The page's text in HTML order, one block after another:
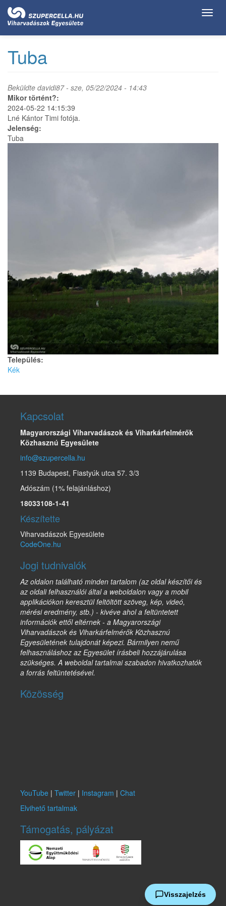
Ugrás
tartalomra
Tuba
Beküldte davidi87- sze, 05/22/2024 - 14:43
Mikor történt?:
2024-05-22 14:15:39
Lné Kántor Timi fotója.
Jelenség:
Tuba
Település:
Kék
Kapcsolat
Magyarországi Viharvadászok és Viharkárfelmérők
Közhasznú Egyesülete
info@szupercella.hu
1139 Budapest, Fiastyúk utca 57. 3/3
Adószám (1% felajánláshoz)
18033108-1-41
Készítette
Viharvadászok Egyesülete
CodeOne.hu
Jogi tudnivalók
Az oldalon található minden tartalom (az oldal készítői és
az oldali felhasználói által a weboldalon vagy a mobil
applikációkon keresztül feltöltött szöveg, kép, videó,
mérési eredmény, stb.) - kivéve ahol a feltüntetett
információk ettől eltérnek - a Magyarországi
Viharvadászok és Viharkárfelmérők Közhasznú
Egyesületének tulajdonát képezi. Bármilyen nemű
felhasználáshoz az Egyesület írásbeli hozzájárulása
szükséges. A weboldal tartalmai szabadon hivatkozhatók
a forrás feltüntetésével.
Közösség
YouTube | Twitter | Instagram | Chat
Elvihető tartalmak
Támogatás, pályázat